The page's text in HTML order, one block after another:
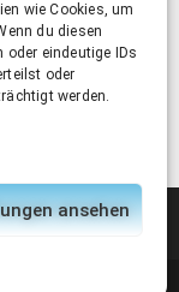
wie Cookies, um
du diesen
eindeutige IDs
oder
werden.
ansehen